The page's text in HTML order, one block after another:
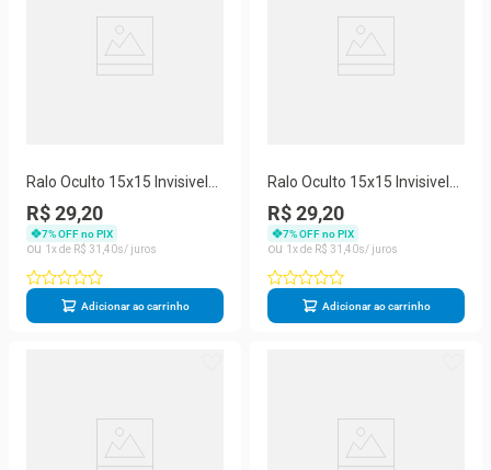
Ralo Oculto 15x15 Invisivel
Para Piso Porcelanato
Marrom
R$ 29,20
7% OFF no PIX
1
R$ 31 40
Adicionar ao carrinho
Ralo Oculto 15x15 Invisivel
Para Piso Porcelanato Bege
R$ 29,20
7% OFF no PIX
1
R$ 31 40
Adicionar ao carrinho